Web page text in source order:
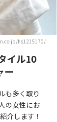
hs1215170/
イル10
ー
も多く取り
の女性にお
介します！